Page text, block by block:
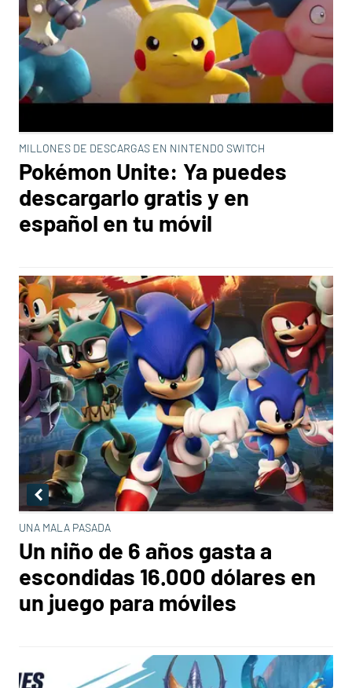
MILLONES DE DESCARGAS EN NINTENDO SWITCH
Pokémon Unite: Ya puedes
descargarlo gratis y en
español en tu móvil
UNA MALA PASADA
Un niño de 6 años gasta a
escondidas 16.000 dólares en
un juego para móviles